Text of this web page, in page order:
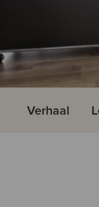
Verhaal